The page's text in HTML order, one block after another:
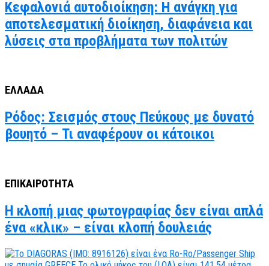
Κεφαλονιά αυτοδιοίκηση: Η ανάγκη για
αποτελεσματική διοίκηση, διαφάνεια και
λύσεις στα προβλήματα των πολιτών
ΕΛΛΑΔΑ
Ρόδος: Σεισμός στους Πεύκους με δυνατό
βουητό – Τι αναφέρουν οι κάτοικοι
ΕΠΙΚΑΙΡΟΤΗΤΑ
Η κλοπή μιας φωτογραφίας δεν είναι απλά
ένα «κλικ» – είναι κλοπή δουλειάς